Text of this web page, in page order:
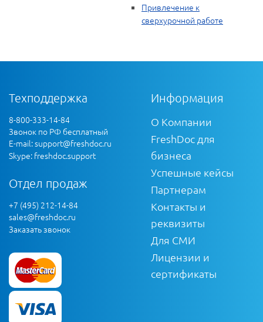
Привлечение к
сверхурочной работе
Техподдержка
8-800-333-14-84
Звонок по РФ бесплатный
E-mail:support@freshdoc.ru
Skype: freshdoc.support
Отдел продаж
+7 (495) 212-14-84
sales@freshdoc.ru
Заказать звонок
Информация
О Компании
FreshDoc для
бизнеса
Успешные кейсы
Партнерам
Контакты и
реквизиты
Для СМИ
Лицензии и
сертификаты